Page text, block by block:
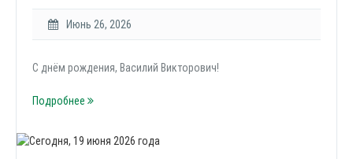
Июнь 26, 2026
С днём рождения, Василий Викторович!
Подробнее